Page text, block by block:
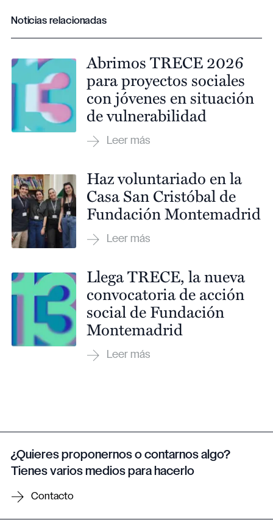
Noticias relacionadas
Abrimos TRECE 2026
para proyectos sociales
con jóvenes en situación
de vulnerabilidad
Haz voluntariado en la
Casa San Cristóbal de
Fundación Montemadrid
Llega TRECE, la nueva
convocatoria de acción
social de Fundación
Montemadrid
¿Quieres proponernos o contarnos algo?
Tienes varios medios para hacerlo
Contacto